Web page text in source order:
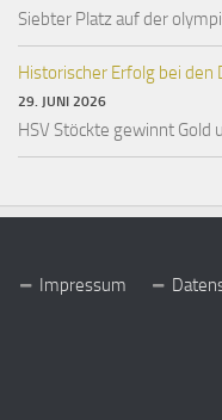
Siebter Platz auf der
Historischer Erfolg bei
29. JUNI 2026
HSV Stöckte gewinnt Gold
Impressum